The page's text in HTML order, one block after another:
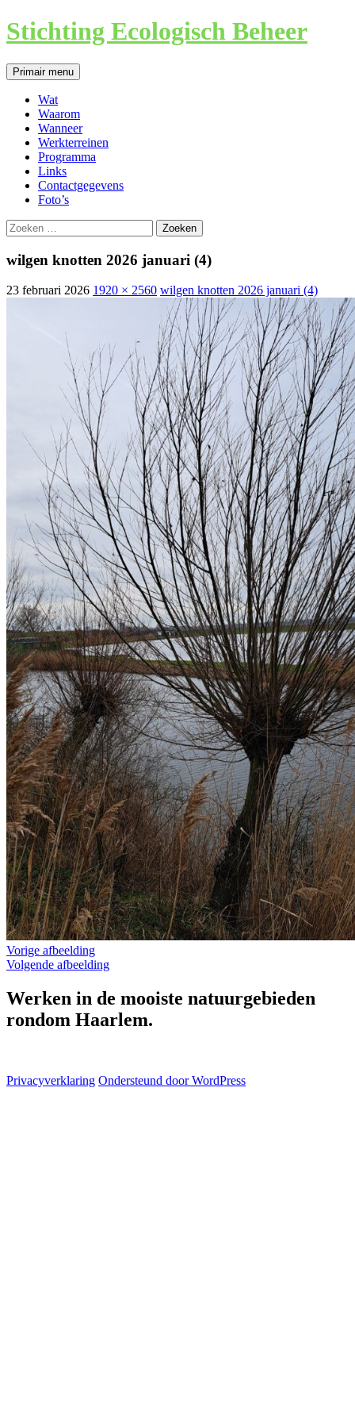
Ga
naar
inhoud
Stichting Ecologisch Beheer
Zoeken
Primair menu
Wat
Waarom
Wanneer
Werkterreinen
Programma
Links
Contactgegevens
Foto’s
Zoeken
naar:
wilgen knotten 2026 januari (4)
23 februari 2026 1920 × 2560 wilgen knotten 2026 januari (4)
Vorige afbeelding
Volgende afbeelding
Werken in de mooiste natuurgebieden
rondom Haarlem.
Privacyverklaring Ondersteund door WordPress